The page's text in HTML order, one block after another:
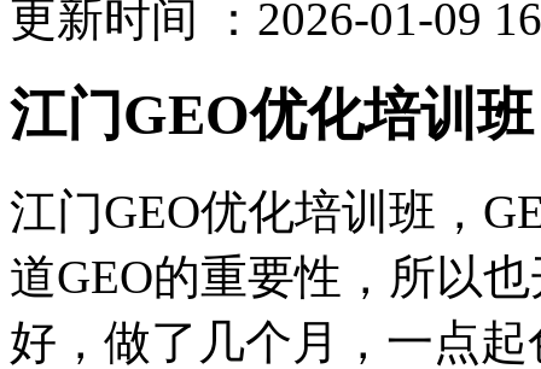
更新时间 ：2026-01-09
江门GEO优化培训班
江门GEO优化培训班，
道GEO的重要性，所以
好，做了几个月，一点